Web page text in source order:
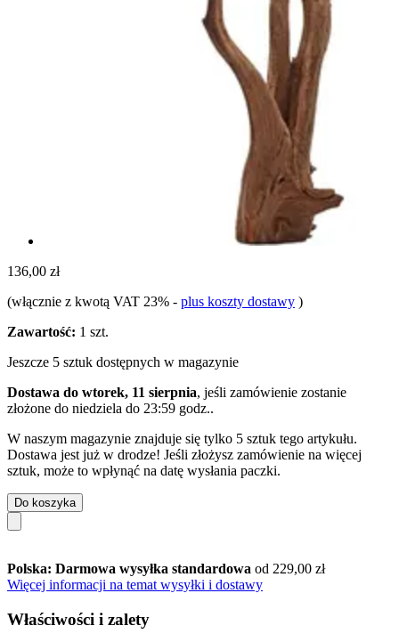
136,00 zł
(włącznie z kwotą VAT 23% - plus koszty dostawy )
Zawartość: 1 szt.
Jeszcze 5 sztuk dostępnych w magazynie
Dostawa do wtorek, 11 sierpnia, jeśli zamówienie zostanie
złożone do niedziela do 23:59 godz..
W naszym magazynie znajduje się tylko 5 sztuk tego artykułu.
Dostawa jest już w drodze! Jeśli złożysz zamówienie na więcej
sztuk, może to wpłynąć na datę wysłania paczki.
Do koszyka
Polska: Darmowa wysyłka standardowa od 229,00 zł
Więcej informacji na temat wysyłki i dostawy
Właściwości i zalety